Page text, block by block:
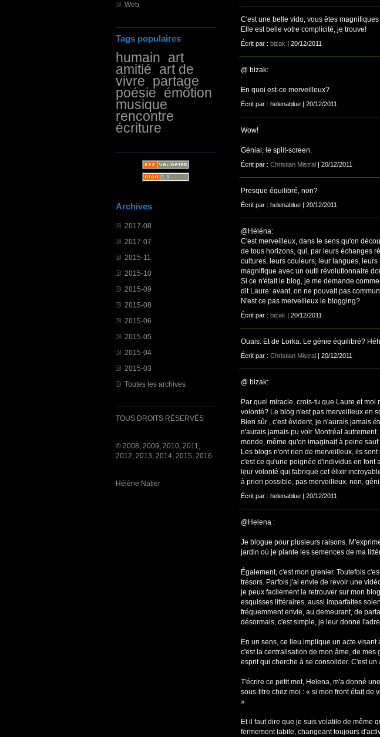
Web
Tags populaires
humain art
amitié art de
vivre partage
poésie émotion
musique
rencontre
écriture
Archives
2017-08
2017-07
2015-11
2015-10
2015-09
2015-08
2015-06
2015-05
2015-04
2015-03
Toutes les archives
TOUS DROITS RÉSERVÉS
© 2008, 2009, 2010, 2011,
2012, 2013, 2014, 2015, 2016
Hélène Natier
C'est une belle vido, vous êtes
Elle est belle votre complicité, je trouve!
Écrit par : bizak | 20/12/2011
@ bizak:
En quoi est-ce merveilleux?
Écrit par : helenablue | 20/12/2011
Wow!
Génial, le split-screen.
Écrit par : Christian Mistral | 20/12/2011
Presque équilibré, non?
Écrit par : helenablue | 20/12/2011
@Héléna:
C'est merveilleux, dans le sens qu'on
de tous horizons, qui, par leurs échanges
cultures, leurs couleurs, leur langues,
magnifique avec un outil révolutionnaire
Si ce n'était le blog, je me demande
dit Laure: avant, on ne pouvait pas
N'est ce pas merveilleux le blogging?
Écrit par : bizak | 20/12/2011
Ouais. Et de Lorka. Le génie équilibré?
Écrit par : Christian Mistral | 20/12/2011
@ bizak:
Par quel miracle, crois-tu que Laure et
volonté? Le blog n'est pas merveilleux en
Bien sûr , c'est évident, je n'aurais jamais
n'aurais jamais pu voir Montréal
monde, même qu'on imaginait à peine
Les blogs n'ont rien de merveilleux, ils
c'est ce qu'une poignée d'individus en font
leur volonté qui fabrique cet élixir
à priori possible, pas merveilleux, non,
Écrit par : helenablue | 20/12/2011
@Helena :
Je blogue pour plusieurs raisons.
jardin où je plante les semences de ma
Également, c'est mon grenier. Toutefois
trésors. Parfois j'ai envie de revoir une
je peux facilement la retrouver sur mon
esquisses littéraires, aussi imparfaites
fréquemment envie, au demeurant, de
désormais, c'est simple, je leur donne
En un sens, ce lieu implique un acte visant
c'est la centralisation de mon âme, de
esprit qui cherche à se consolider. C'est
T'écrire ce petit mot, Helena, m'a donné
sous-titre chez moi : « si mon front était de
»
Et il faut dire que je suis volatile de même
fermement labile, changeant toujours